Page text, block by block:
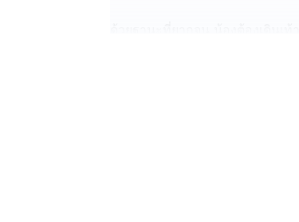
จังหวัดราชบุรี แต่ละวันต้องตื่นเช้